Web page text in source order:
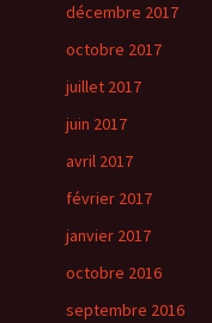
décembre 2017
octobre 2017
juillet 2017
juin 2017
avril 2017
février 2017
janvier 2017
octobre 2016
septembre 2016